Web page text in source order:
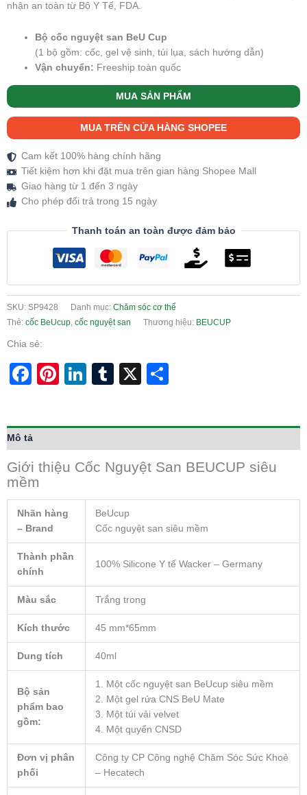
nhận an toàn từ Bộ Y Tế, FDA.
Bộ cốc nguyệt san BeU Cup
(1 bộ gồm: cốc, gel vệ sinh, túi lụa, sách hướng dẫn)
Vận chuyển: Freeship toàn quốc
MUA SẢN PHẨM
MUA TRÊN CỬA HÀNG SHOPEE
Cam kết 100% hàng chính hãng
Tiết kiệm hơn khi đặt mua trên gian hàng Shopee Mall
Giao hàng từ 1 đến 3 ngày
Cho phép đổi trả trong 15 ngày
Thanh toán an toàn được đảm bảo
SKU: SP9428 Danh mục: Chăm sóc cơ thể
Thẻ: cốc BeUcup, cốc nguyệt san Thương hiệu: BEUCUP
Chia sẻ:
Facebook
Pinterest
LinkedIn
Tumblr
X
Mô tả
Giới thiệu Cốc Nguyệt San BEUCUP siêu
mềm
Nhãn hàng
– Brand
BeUcup
Cốc nguyệt san siêu mềm
Thành phần
chính
100% Silicone Y tế Wacker – Germany
Màu sắc Trắng trong
Kích thước 45 mm*65mm
Dung tích 40ml
Bộ sản
phẩm bao
gồm:
1. Một cốc nguyệt san BeUcup siêu mềm
2. Một gel rửa CNS BeU Mate
3. Một túi vải velvet
4. Một quyển CNSD
Đơn vị phân
phối
Công ty CP Công nghệ Chăm Sóc Sức Khoẻ
– Hecatech